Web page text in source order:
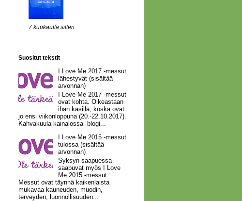
7 kuukautta sitten
Suositut tekstit
I Love Me 2017 -messut
lähestyvät (sisältää
arvonnan)
I Love Me 2017 -messut
ovat kohta. Oikeastaan
ihan käsillä, koska ovat
jo ensi viikonloppuna (20.-22.10.2017).
Kahvakuula kainalossa -blogi...
I Love Me 2015 -messut
tulossa (sisältää
arvonnan)
Syksyn saapuessa
saapuvat myös I Love
Me 2015 -messut.
Messut ovat täynnä kaikenlaista
mukavaa kauneuden, muodin,
terveyden, luonnollisuuden...